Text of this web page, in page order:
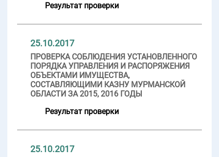
Результат проверки
25.10.2017
ПРОВЕРКА СОБЛЮДЕНИЯ УСТАНОВЛЕННОГО
ПОРЯДКА УПРАВЛЕНИЯ И РАСПОРЯЖЕНИЯ
ОБЪЕКТАМИ ИМУЩЕСТВА,
СОСТАВЛЯЮЩИМИ КАЗНУ МУРМАНСКОЙ
ОБЛАСТИ ЗА 2015, 2016 ГОДЫ
Результат проверки
25.10.2017